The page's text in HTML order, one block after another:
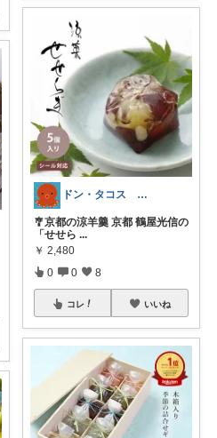
ドン・タコス 防災⚠️生活雑貨アウトドア
🎐京都の涼羊羹 京都 鶴屋光信の
「せせら ...
￥ 2,480
0 0 8
コレ いいね